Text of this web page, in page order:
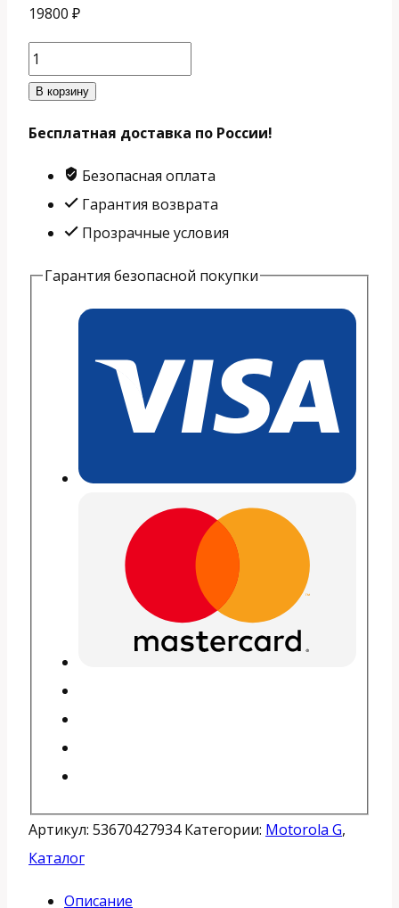
19800 ₽
Количество
товара
Motorola
G54
8gb/256gb
Green
В корзину
Бесплатная доставка по России!
Безопасная оплата
Гарантия возврата
Прозрачные условия
Гарантия безопасной покупки
Артикул: 53670427934 Категории: Motorola G,
Каталог
Описание